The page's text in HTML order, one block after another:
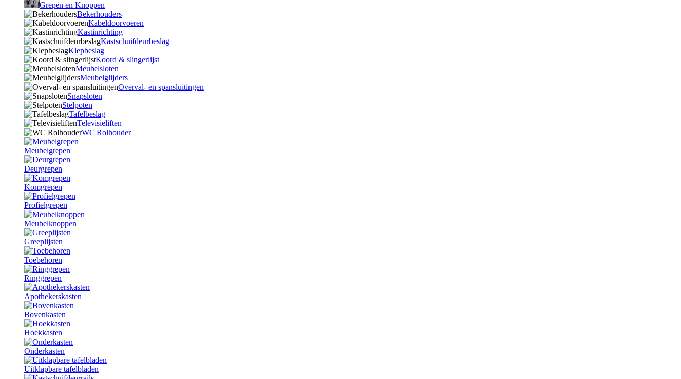
Grepen en Knoppen
Bekerhouders
Kabeldoorvoeren
Kastinrichting
Kastschuifdeurbeslag
Klepbeslag
Koord & slingerlijst
Meubelsloten
Meubelglijders
Overval- en spansluitingen
Snapsloten
Stelpoten
Tafelbeslag
Televisieliften
WC Rolhouder
Meubelgrepen
Deurgrepen
Komgrepen
Profielgrepen
Meubelknoppen
Greeplijsten
Toebehoren
Ringgrepen
Apothekerskasten
Bovenkasten
Hoekkasten
Onderkasten
Uitklapbare tafelbladen